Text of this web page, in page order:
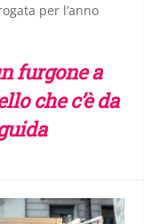
per l’anno
furgone a
che c’è da